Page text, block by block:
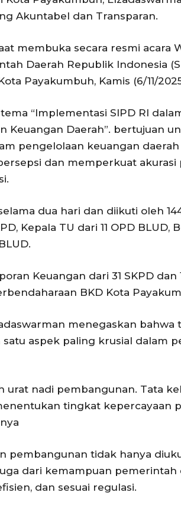
Akuntabel dan Transparan.
membuka secara resmi acara
Daerah Republik Indonesia
Payakumbuh, Kamis (6/11/
“Implementasi SIPD RI
Keuangan Daerah”. bertujuan
pengelolaan keuangan daerah
dan memperkuat akurasi
dua hari dan diikuti oleh
Kepala TU dari 11 OPD
Keuangan dari 31 SKPD dan
BKD Kota
menegaskan bahwa
aspek paling krusial dalam
urat nadi pembangunan. Tata
tingkat kepercayaan
pembangunan tidak hanya
dari kemampuan
dan sesuai regulasi.